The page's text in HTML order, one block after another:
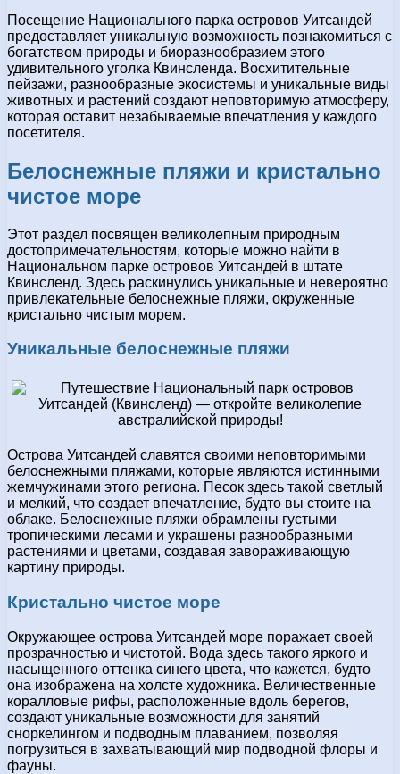
Посещение Национального парка островов Уитсандей
предоставляет уникальную возможность познакомиться с
богатством природы и биоразнообразием этого
удивительного уголка Квинсленда. Восхитительные
пейзажи, разнообразные экосистемы и уникальные виды
животных и растений создают неповторимую атмосферу,
которая оставит незабываемые впечатления у каждого
посетителя.
Белоснежные пляжи и кристально
чистое море
Этот раздел посвящен великолепным природным
достопримечательностям, которые можно найти в
Национальном парке островов Уитсандей в штате
Квинсленд. Здесь раскинулись уникальные и невероятно
привлекательные белоснежные пляжи, окруженные
кристально чистым морем.
Уникальные белоснежные пляжи
Острова Уитсандей славятся своими неповторимыми
белоснежными пляжами, которые являются истинными
жемчужинами этого региона. Песок здесь такой светлый
и мелкий, что создает впечатление, будто вы стоите на
облаке. Белоснежные пляжи обрамлены густыми
тропическими лесами и украшены разнообразными
растениями и цветами, создавая завораживающую
картину природы.
Кристально чистое море
Окружающее острова Уитсандей море поражает своей
прозрачностью и чистотой. Вода здесь такого яркого и
насыщенного оттенка синего цвета, что кажется, будто
она изображена на холсте художника. Величественные
коралловые рифы, расположенные вдоль берегов,
создают уникальные возможности для занятий
сноркелингом и подводным плаванием, позволяя
погрузиться в захватывающий мир подводной флоры и
фауны.